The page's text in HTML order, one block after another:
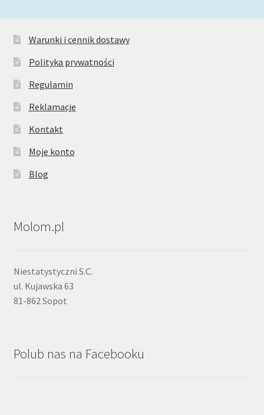
Warunki i cennik dostawy
Polityka prywatności
Regulamin
Reklamacje
Kontakt
Moje konto
Blog
Molom.pl
Niestatystyczni S.C.
ul. Kujawska 63
81-862 Sopot
Polub nas na Facebooku